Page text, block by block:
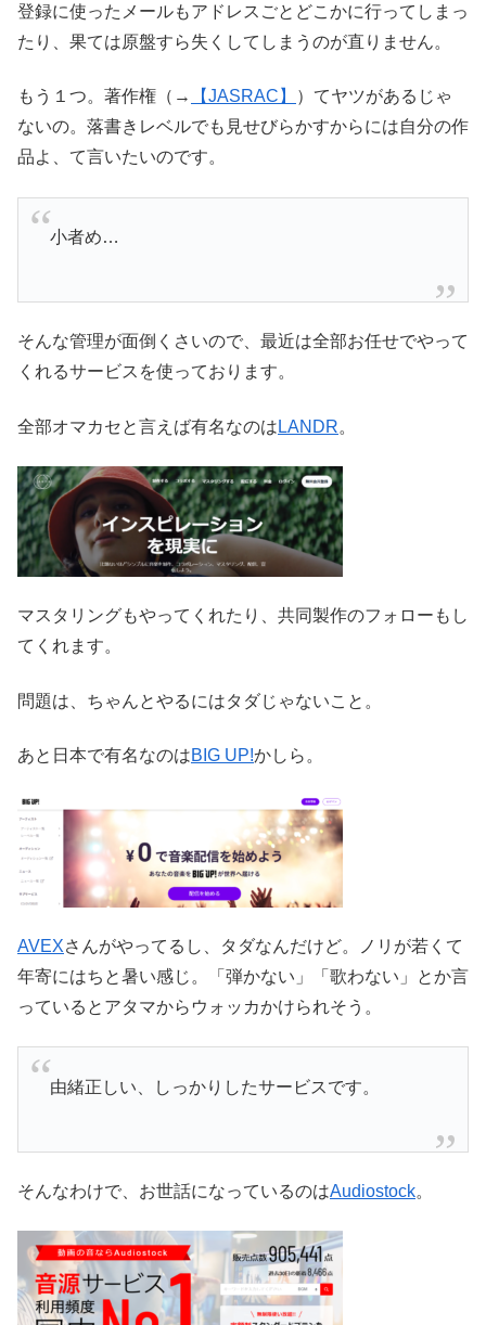
登録に使ったメールもアドレスごとどこかに行ってしまっ
たり、果ては原盤すら失くしてしまうのが直りません。
もう１つ。著作権（→ 【JASRAC】
）てヤツがあるじゃ
ないの。落書きレベルでも見せびらかすからには自分の作
品よ、て言いたいのです。
小者め…
そんな管理が面倒くさいので、最近は全部お任せでやって
くれるサービスを使っております。
全部オマカセと言えば有名なのは LANDR。
マスタリングもやってくれたり、共同製作のフォローもし
てくれます。
問題は、ちゃんとやるにはタダじゃないこと。
あと日本で有名なのはBIG UP!かしら。
AVEXさんがやってるし、タダなんだけど。ノリが若くて
年寄にはちと暑い感じ。「弾かない」「歌わない」とか言
っているとアタマからウォッカかけられそう。
由緒正しい、しっかりしたサービスです。
そんなわけで、お世話になっているのはAudiostock。